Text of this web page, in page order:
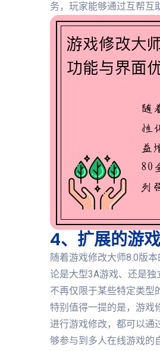
务，玩家能够通过互帮互
4、扩展的游
随着游戏修改大师8.0版
论是大型3A游戏、还是
不再仅限于某些特定类型
特别值得一提的是，游戏
进行游戏修改，都可以通
够参与到多人在线游戏的